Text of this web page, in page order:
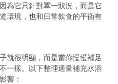
為它只針對單一狀況，而是它
環境，也和日常飲食的平衡有
就很明顯，而是當你慢慢補足
一樣。以下整理適量補充水溶
響：